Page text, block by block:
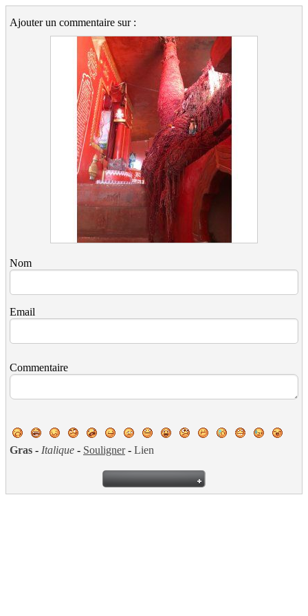
Ajouter un commentaire sur :
Nom
Email
Commentaire
Gras - Italique - Souligner- Lien